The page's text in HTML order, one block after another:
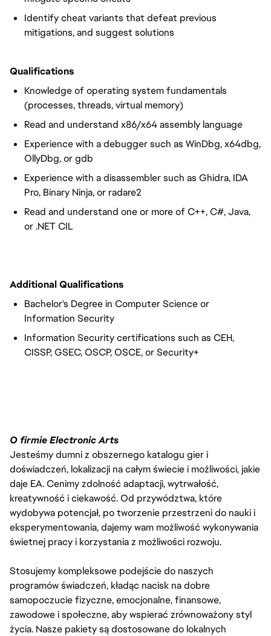
Identify cheat variants that defeat previous
mitigations, and suggest solutions
Qualifications
Knowledge of operating system fundamentals
(processes, threads, virtual memory)
Read and understand x86/x64 assembly language
Experience with a debugger such as WinDbg, x64dbg,
OllyDbg, or gdb
Experience with a disassembler such as Ghidra, IDA
Pro, Binary Ninja, or radare2
Read and understand one or more of C++, C#, Java,
or .NET CIL
Additional Qualifications
Bachelor's Degree in Computer Science or
Information Security
Information Security certifications such as CEH,
CISSP, GSEC, OSCP, OSCE, or Security+
O firmie Electronic Arts
Jesteśmy dumni z obszernego katalogu gier i
doświadczeń, lokalizacji na całym świecie i możliwości, jakie
daje EA. Cenimy zdolność adaptacji, wytrwałość,
kreatywność i ciekawość. Od przywództwa, które
wydobywa potencjał, po tworzenie przestrzeni do nauki i
eksperymentowania, dajemy wam możliwość wykonywania
świetnej pracy i korzystania z możliwości rozwoju.
Stosujemy kompleksowe podejście do naszych
programów świadczeń, kładąc nacisk na dobre
samopoczucie fizyczne, emocjonalne, finansowe,
zawodowe i społeczne, aby wspierać zrównoważony styl
życia. Nasze pakiety są dostosowane do lokalnych